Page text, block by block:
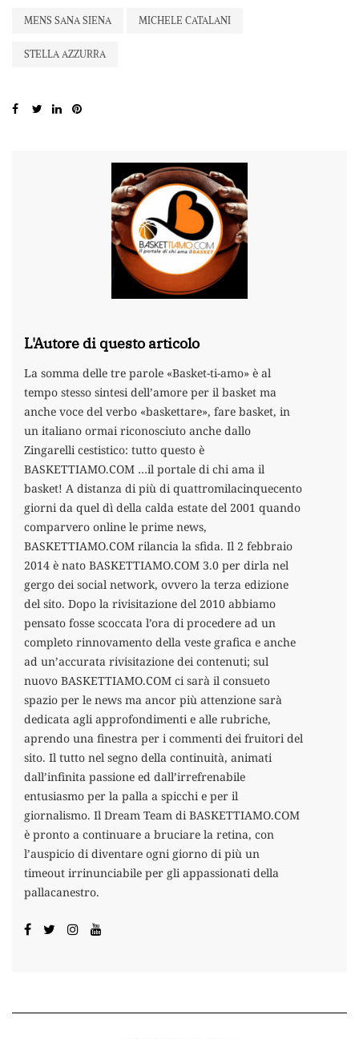
MENS SANA SIENA MICHELE CATALANI
STELLA AZZURRA
L'Autore di questo articolo
La somma delle tre parole «Basket-ti-amo» è al
tempo stesso sintesi dell’amore per il basket ma
anche voce del verbo «baskettare», fare basket, in
un italiano ormai riconosciuto anche dallo
Zingarelli cestistico: tutto questo è
BASKETTIAMO.COM …il portale di chi ama il
basket! A distanza di più di quattromilacinquecento
giorni da quel dì della calda estate del 2001 quando
comparvero online le prime news,
BASKETTIAMO.COM rilancia la sfida. Il 2 febbraio
2014 è nato BASKETTIAMO.COM 3.0 per dirla nel
gergo dei social network, ovvero la terza edizione
del sito. Dopo la rivisitazione del 2010 abbiamo
pensato fosse scoccata l’ora di procedere ad un
completo rinnovamento della veste grafica e anche
ad un’accurata rivisitazione dei contenuti; sul
nuovo BASKETTIAMO.COM ci sarà il consueto
spazio per le news ma ancor più attenzione sarà
dedicata agli approfondimenti e alle rubriche,
aprendo una finestra per i commenti dei fruitori del
sito. Il tutto nel segno della continuità, animati
dall’infinita passione ed dall’irrefrenabile
entusiasmo per la palla a spicchi e per il
giornalismo. Il Dream Team di BASKETTIAMO.COM
è pronto a continuare a bruciare la retina, con
l’auspicio di diventare ogni giorno di più un
timeout irrinunciabile per gli appassionati della
pallacanestro.